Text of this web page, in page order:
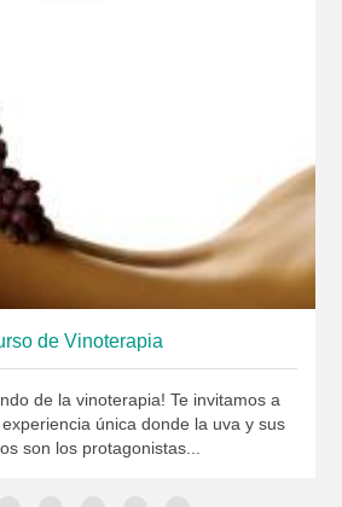
de Vinoterapia
de la vinoterapia! Te invitamos a
única donde la uva y sus
son los protagonistas...